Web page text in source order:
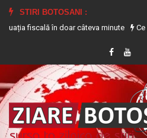
STIRI BOTOSANI :
în doar câteva minute
Ce